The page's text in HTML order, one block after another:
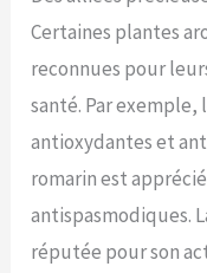
Certaines plantes
reconnues pour
santé. Par exemple,
antioxydantes et
romarin est
antispasmodiques.
réputée pour son